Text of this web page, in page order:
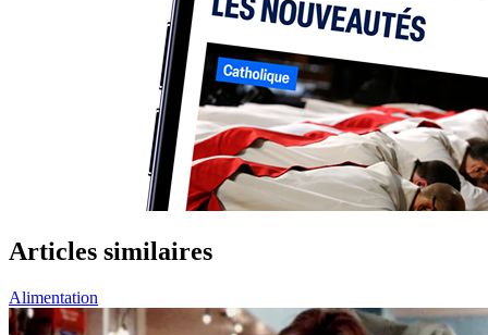
Articles similaires
Alimentation